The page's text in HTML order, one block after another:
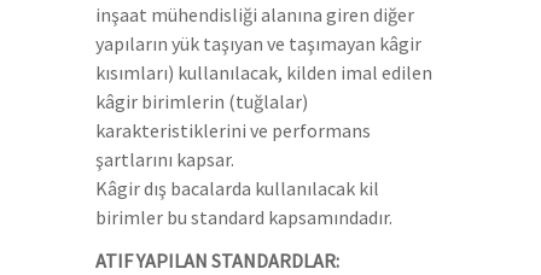
inşaat mühendisliği alanına giren diğer
yapıların yük taşıyan ve taşımayan kâgir
kısımları) kullanılacak, kilden imal edilen
kâgir birimlerin (tuğlalar)
karakteristiklerini ve performans
şartlarını kapsar.
Kâgir dış bacalarda kullanılacak kil
birimler bu standard kapsamındadır.
ATIF YAPILAN STANDARDLAR: